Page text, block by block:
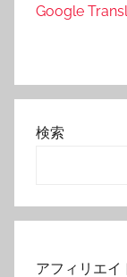
Google
検索
アフィリエイ